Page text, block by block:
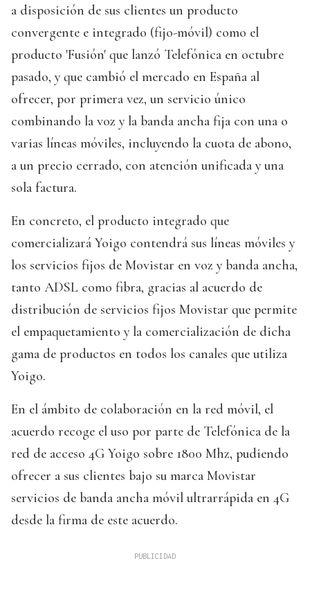
a disposición de sus clientes un producto
convergente e integrado (fijo-móvil) como el
producto 'Fusión' que lanzó Telefónica en octubre
pasado, y que cambió el mercado en España al
ofrecer, por primera vez, un servicio único
combinando la voz y la banda ancha fija con una o
varias líneas móviles, incluyendo la cuota de abono,
a un precio cerrado, con atención unificada y una
sola factura.
En concreto, el producto integrado que
comercializará Yoigo contendrá sus líneas móviles y
los servicios fijos de Movistar en voz y banda ancha,
tanto ADSL como fibra, gracias al acuerdo de
distribución de servicios fijos Movistar que permite
el empaquetamiento y la comercialización de dicha
gama de productos en todos los canales que utiliza
Yoigo.
En el ámbito de colaboración en la red móvil, el
acuerdo recoge el uso por parte de Telefónica de la
red de acceso 4G Yoigo sobre 1800 Mhz, pudiendo
ofrecer a sus clientes bajo su marca Movistar
servicios de banda ancha móvil ultrarrápida en 4G
desde la firma de este acuerdo.